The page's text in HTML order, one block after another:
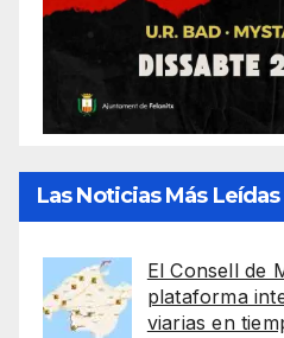
Las Noticias Más
El Consell de
plataforma
viarias en